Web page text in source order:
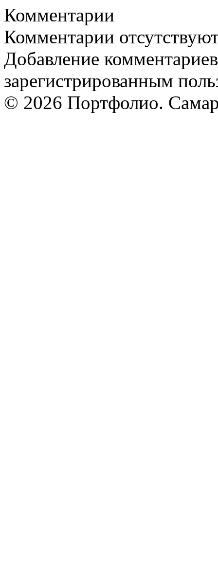
Комментарии
Комментарии
Добавление
зарегистрированным
© 2026 Портфолио.